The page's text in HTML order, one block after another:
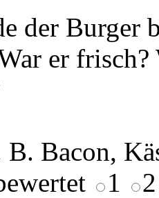
der Burger
er
B. Bacon,
1